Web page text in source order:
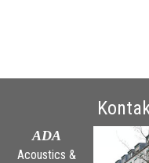
ADA
Acoustics &